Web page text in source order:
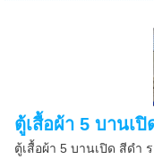
ตู้เสื้อผ้า 5 บานเปิ
ตู้เสื้อผ้า 5 บานเปิด สีดำ